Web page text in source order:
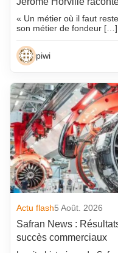
« Un métier où il faut
son métier de fondeur […]
piwi
Actu flash5 Août. 2026
Safran News :
succès commerciaux